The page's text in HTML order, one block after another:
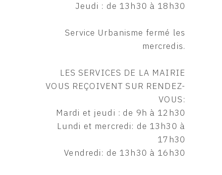
Jeudi : de 13h30 à 18h30
Service Urbanisme fermé les
mercredis.
LES SERVICES DE LA MAIRIE
VOUS REÇOIVENT SUR RENDEZ-
VOUS:
Mardi et jeudi : de 9h à 12h30
Lundi et mercredi: de 13h30 à
17h30
Vendredi: de 13h30 à 16h30